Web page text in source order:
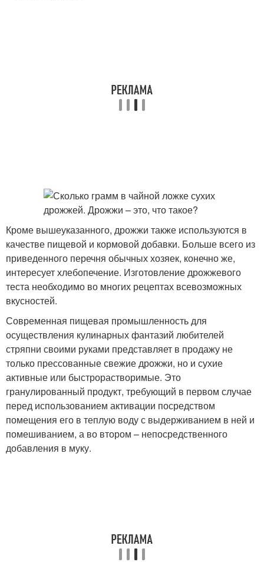
Кроме вышеуказанного, дрожжи также используются в
качестве пищевой и кормовой добавки. Больше всего из
приведенного перечня обычных хозяек, конечно же,
интересует хлебопечение. Изготовление дрожжевого
теста необходимо во многих рецептах всевозможных
вкусностей.
Современная пищевая промышленность для
осуществления кулинарных фантазий любителей
стряпни своими руками представляет в продажу не
только прессованные свежие дрожжи, но и сухие
активные или быстрорастворимые. Это
гранулированный продукт, требующий в первом случае
перед использованием активации посредством
помещения его в теплую воду с выдерживанием в ней и
помешиванием, а во втором – непосредственного
добавления в муку.